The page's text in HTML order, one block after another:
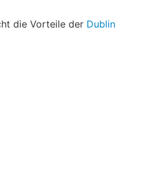
die Vorteile der Dublin